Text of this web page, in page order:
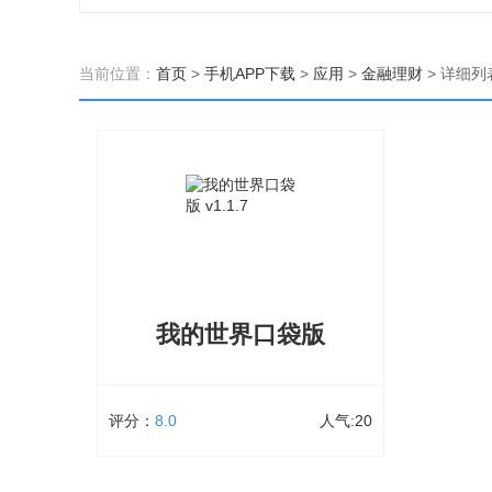
当前位置： 首页 > 手机APP下载 > 应用 > 金融理财 > 详细列
我的世界口袋版
评分： 8.0 人气:20